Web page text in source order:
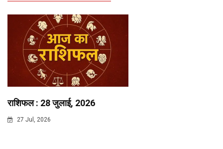
राशिफल : 28 जुलाई, 2026
27 Jul, 2026